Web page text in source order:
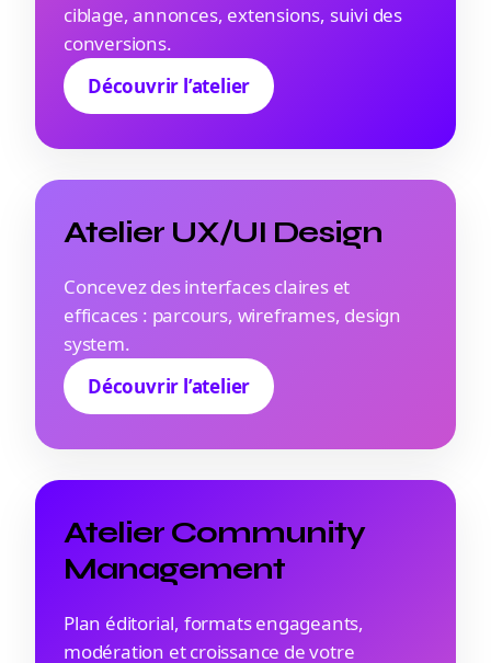
ciblage, annonces, extensions, suivi des
conversions.
Découvrir l’atelier
Atelier UX/UI Design
Concevez des interfaces claires et
efficaces : parcours, wireframes, design
system.
Découvrir l’atelier
Atelier Community
Management
Plan éditorial, formats engageants,
modération et croissance de votre